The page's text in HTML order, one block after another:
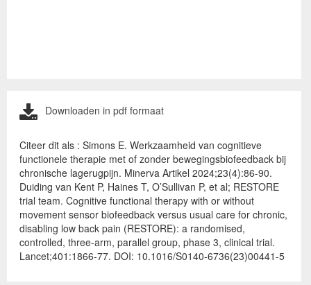
Downloaden in pdf formaat
Citeer dit als : Simons E. Werkzaamheid van cognitieve
functionele therapie met of zonder bewegingsbiofeedback bij
chronische lagerugpijn. Minerva Artikel 2024;23(4):86-90.
Duiding van Kent P, Haines T, O’Sullivan P, et al; RESTORE
trial team. Cognitive functional therapy with or without
movement sensor biofeedback versus usual care for chronic,
disabling low back pain (RESTORE): a randomised,
controlled, three-arm, parallel group, phase 3, clinical trial.
Lancet;401:1866-77. DOI: 10.1016/S0140-6736(23)00441-5